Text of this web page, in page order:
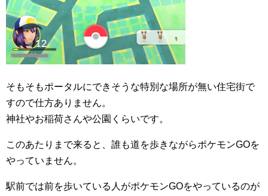
そもそもポータルにできそうな特別な場所が無い住宅街で
すので仕方ありません。
神社やお稲荷さんや公園くらいです。
このあたりまで来ると、誰も道を歩きながらポケモンGOを
やっていません。
駅前では前を歩いている人がポケモンGOをやっているのが